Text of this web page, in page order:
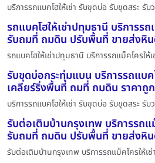
บริการรถแบคโฮให้เช่า รับขุดบ่อ รับขุดสระ รั
รถแบคโฮให้เช่าปทุมธานี บริการร
รับถมที่ ถมดิน ปรับพื้นที่ ขายส่งหิ
รถแบคโฮให้เช่าปทุมธานี บริการรถแม็คโครใ
รับขุดบ่อกระทุ่มแบน บริการรถแบค
เคลียร์ริ่งพื้นที่ ถมที่ ถมดิน ราคาถูก
บริการรถแบคโฮให้เช่า รับขุดบ่อ รับขุดสระ รั
รับต่อเติมบ้านกรุงเทพ บริการรถแ
รับถมที่ ถมดิน ปรับพื้นที่ ขายส่งหิ
รับต่อเติมบ้านกรุงเทพ บริการรถแม็คโครให้